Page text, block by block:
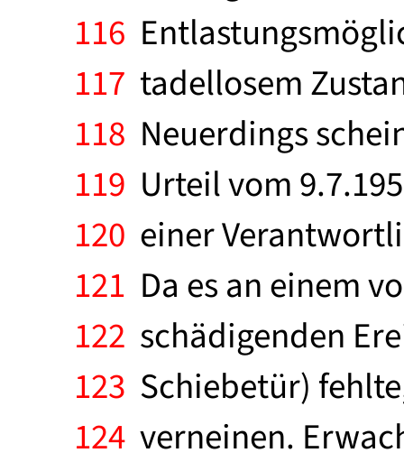
116
117 tadellosem
118 Neuerdings
119 Urteil vom
120 einer
121 Da es an einem
122 schädigenden
123 Schiebetür)
124 verneinen.